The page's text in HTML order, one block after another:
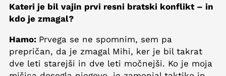
Kateri je bil vajin prvi resni bratski konflikt – in
kdo je zmagal?
Hamo: Prvega se ne spomnim, sem pa
prepričan, da je zmagal Mihi, ker je bil takrat
dve leti starejši in dve leti močnejši. Ko je moja